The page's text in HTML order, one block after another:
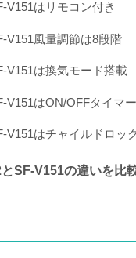
V151はリモコン付き
V151風量調節は8段階
V151は換気モード搭載
V151はON/OFFタイマ
V151はチャイルドロッ
SF-V151の違いを比